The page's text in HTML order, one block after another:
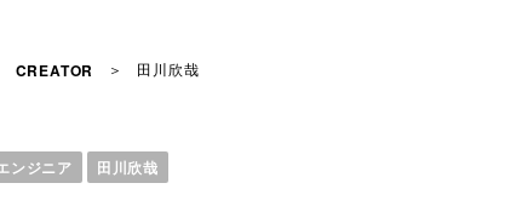
CREATOR 田川欣哉
ンジニア 田川欣哉